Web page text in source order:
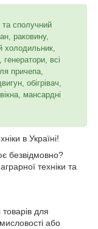
та сполучний
раковину,
холодильник,
всі
причепа,
обігрівач,
мансардні
в Україні!
безвідмовно?
техніки та
для
або